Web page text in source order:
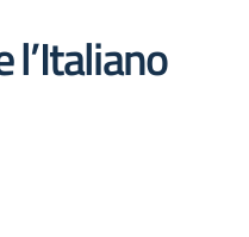
l’Italiano